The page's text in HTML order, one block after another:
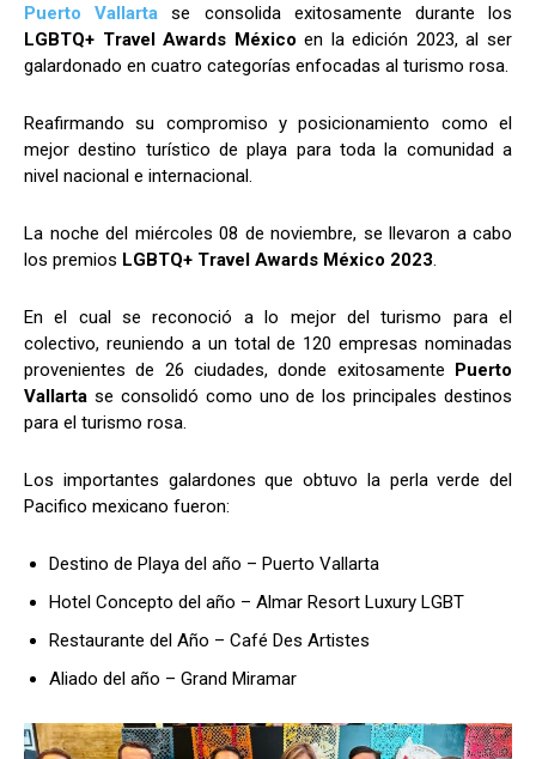
Puerto Vallarta se consolida exitosamente durante los
LGBTQ+ Travel Awards México en la edición 2023, al ser
galardonado en cuatro categorías enfocadas al turismo rosa.
Reafirmando su compromiso y posicionamiento como el
mejor destino turístico de playa para toda la comunidad a
nivel nacional e internacional.
La noche del miércoles 08 de noviembre, se llevaron a cabo
los premios LGBTQ+ Travel Awards México 2023.
En el cual se reconoció a lo mejor del turismo para el
colectivo, reuniendo a un total de 120 empresas nominadas
provenientes de 26 ciudades, donde exitosamente Puerto
Vallarta se consolidó como uno de los principales destinos
para el turismo rosa.
Los importantes galardones que obtuvo la perla verde del
Pacifico mexicano fueron:
Destino de Playa del año – Puerto Vallarta
Hotel Concepto del año – Almar Resort Luxury LGBT
Restaurante del Año – Café Des Artistes
Aliado del año – Grand Miramar